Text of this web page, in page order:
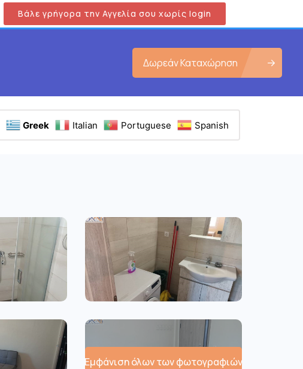
Βάλε γρήγορα την Αγγελία σου χωρίς login
Δωρεάν Καταχώρηση
Greek Italian Portuguese Spanish
Εμφάνιση όλων των φωτογραφιών